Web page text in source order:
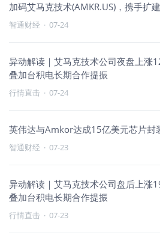
加码艾马克技术(AMKR.US)，携手扩
智通财经 · 07-24
异动解读｜艾马克技术公司夜盘上涨
叠加台积电长期合作提振
行情直击 · 07-24
英伟达与Amkor达成15亿美元芯片封
智通财经 · 07-23
异动解读｜艾马克技术公司盘后上涨
叠加台积电长期合作提振
行情直击 · 07-23